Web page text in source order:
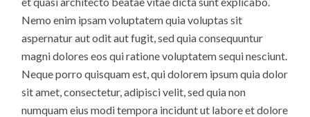
Nemo enim ipsam voluptatem quia voluptas sit
aspernatur aut odit aut fugit, sed quia consequuntur
magni dolores eos qui ratione voluptatem sequi nesciunt.
Neque porro quisquam est, qui dolorem ipsum quia dolor
sit amet, consectetur, adipisci velit, sed quia non
numquam eius modi tempora incidunt ut labore et dolore